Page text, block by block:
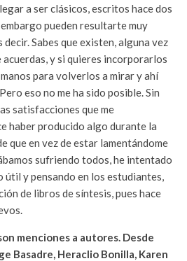
a ser clásicos, escritos hace dos
pueden resultarte muy
Sabes que existen, alguna vez
acuerdas, y si quieres incorporarlos
para volverlos a mirar y ahí
eso no me ha sido posible. Sin
satisfacciones que me
haber producido algo durante la
que en vez de estar lamentándome
sufriendo todos, he intentado
útil y pensando en los estudiantes,
de libros de síntesis, pues hace
menciones a autores. Desde
Basadre, Heraclio Bonilla, Karen